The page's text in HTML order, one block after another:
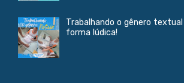
Trabalhando o gênero
forma lúdica!